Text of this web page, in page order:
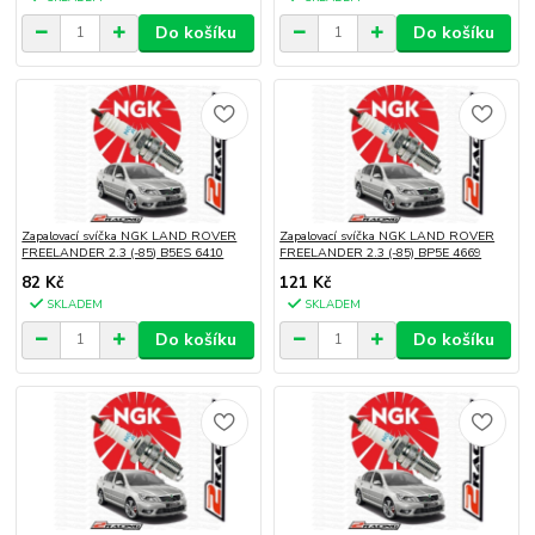
Do košíku Do košíku
Zapalovací svíčka NGK LAND ROVER
FREELANDER 2.3 (-85) B5ES 6410
82 Kč
SKLADEM
Do košíku
Zapalovací svíčka NGK LAND ROVER
FREELANDER 2.3 (-85) BP5E 4669
121 Kč
SKLADEM
Do košíku